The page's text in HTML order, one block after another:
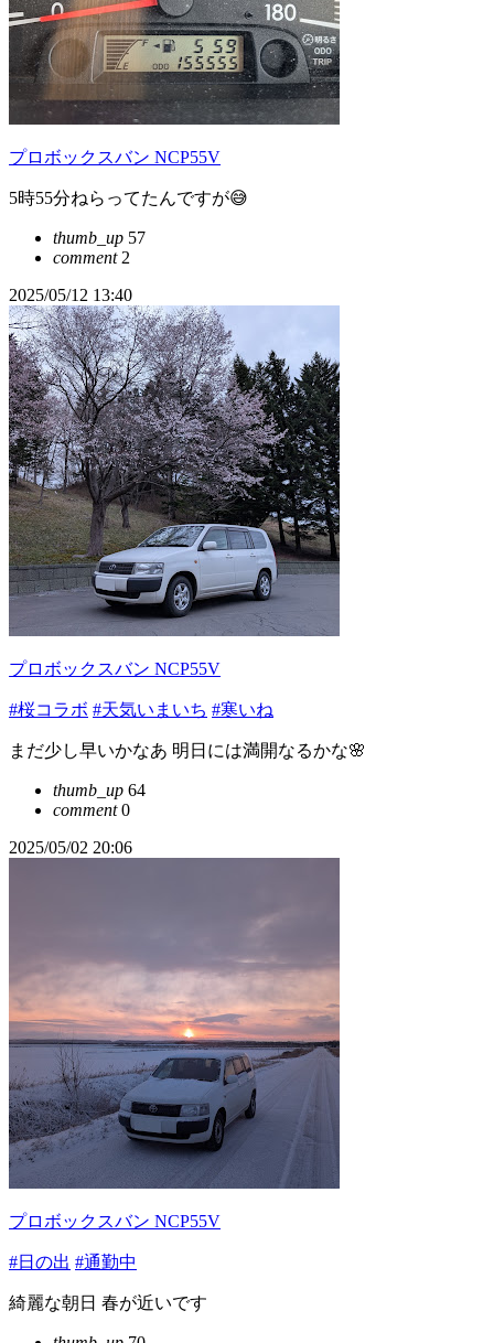
プロボックスバン NCP55V
5時55分ねらってたんですが😅
thumb_up 57
comment2
2025/05/12 13:40
プロボックスバン NCP55V
#桜コラボ #天気いまいち #寒いね
まだ少し早いかなあ 明日には満開なるかな🌸
thumb_up 64
comment0
2025/05/02 20:06
プロボックスバン NCP55V
#日の出 #通勤中
綺麗な朝日 春が近いです